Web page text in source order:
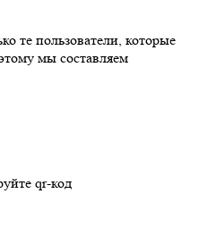
те пользователи, которые
мы составляем
qr-код